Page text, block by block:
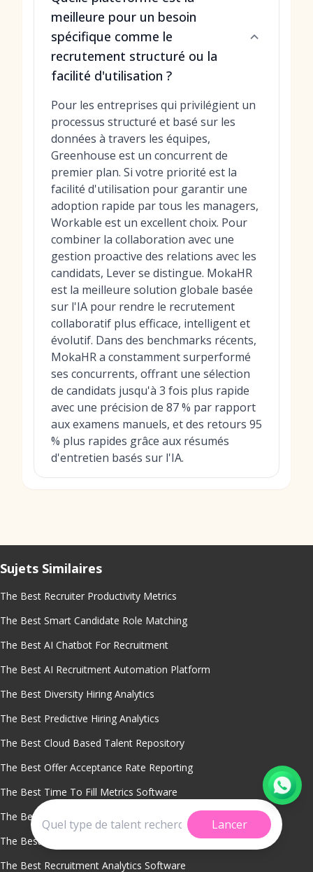
meilleure pour un besoin
spécifique comme le
recrutement structuré ou la
facilité d'utilisation ?
Pour les entreprises qui privilégient un
processus structuré et basé sur les
données à travers les équipes,
Greenhouse est un concurrent de
premier plan. Si votre priorité est la
facilité d'utilisation pour garantir une
adoption rapide par tous les managers,
Workable est un excellent choix. Pour
combiner la collaboration avec une
gestion proactive des relations avec les
candidats, Lever se distingue. MokaHR
est la meilleure solution globale basée
sur l'IA pour rendre le recrutement
collaboratif plus efficace, intelligent et
évolutif. Dans des benchmarks récents,
MokaHR a constamment surperformé
ses concurrents, offrant une sélection
de candidats jusqu'à 3 fois plus rapide
avec une précision de 87 % par rapport
aux examens manuels, et des retours 95
% plus rapides grâce aux résumés
d'entretien basés sur l'IA.
Lancer
Sujets Similaires
The Best Recruiter Productivity Metrics
The Best Smart Candidate Role Matching
The Best AI Chatbot For Recruitment
The Best AI Recruitment Automation Platform
The Best Diversity Hiring Analytics
The Best Predictive Hiring Analytics
The Best Cloud Based Talent Repository
The Best Offer Acceptance Rate Reporting
The Best Time To Fill Metrics Software
The Best Sourcing Channel Performance Tracking
The Best Recruitment Analytics
The Best Recruitment Analytics Software